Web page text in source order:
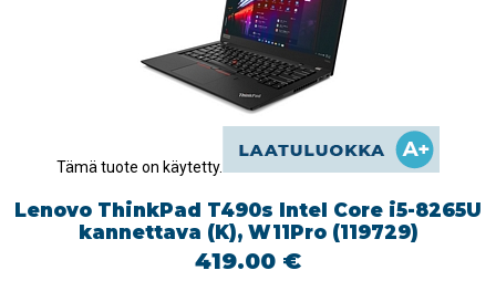
Tämä tuote on käytetty.
Lenovo ThinkPad T490s Intel Core i5-8265U
kannettava (K), W11Pro (119729)
419.00 €